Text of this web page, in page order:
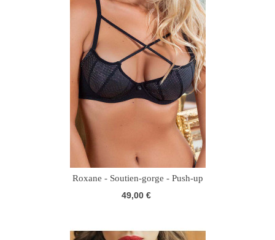
Roxane - Soutien-gorge - Push-up
49,00 €